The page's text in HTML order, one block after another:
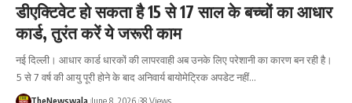
डीएक्टिवेट हो सकता है 15 से 17 साल के बच्चों का आधार
कार्ड, तुरंत करें ये जरूरी काम
नई दिल्ली। आधार कार्ड धारकों की लापरवाही अब उनके लिए परेशानी का कारण बन रही है।
5 से 7 वर्ष की आयु पूरी होने के बाद अनिवार्य बायोमेट्रिक अपडेट नहीं…